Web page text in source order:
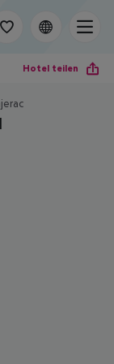
Hotel teilen